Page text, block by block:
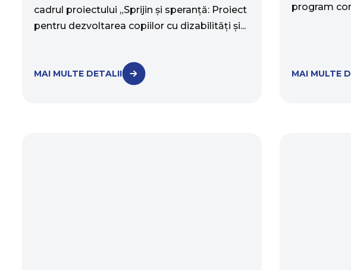
cadrul proiectului „Sprijin și speranță: Proiect
pentru dezvoltarea copiilor cu dizabilități și...
MAI MULTE DETALII
program
MAI MULTE